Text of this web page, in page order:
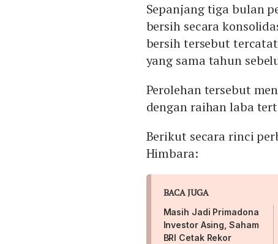
Sepanjang tiga bulan
bersih secara
bersih tersebut
yang sama tahun
Perolehan tersebut
dengan raihan laba
Berikut secara rinci
Himbara:
BACA JUGA
Masih Jadi Primadona
Investor Asing, Saham
BRI Cetak Rekor